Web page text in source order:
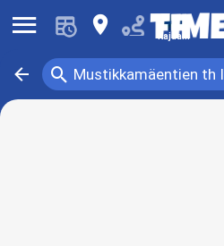
󰍜 󰍎 Kajaani
󰁍 Mustikkamäentien th I
󰍉